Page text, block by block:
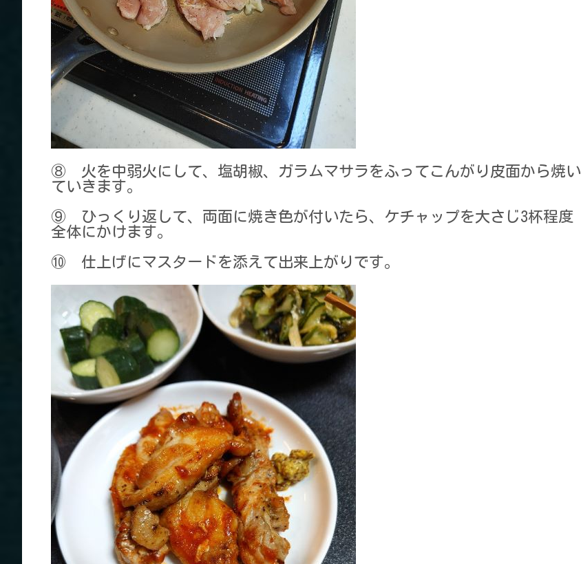
⑧ 火を中弱火にして、塩胡椒、ガラムマサラをふってこんがり皮面から焼い
ていきます。
⑨ ひっくり返して、両面に焼き色が付いたら、ケチャップを大さじ3杯程度
全体にかけます。
⑩ 仕上げにマスタードを添えて出来上がりです。